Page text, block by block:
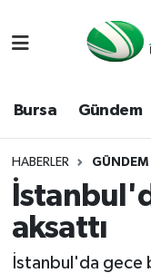
Bursa Gündem
HABERLER GÜNDEM
aksattı
İstanbul'da gece
Bursa
Dünya
Eğitim
Ekonomi
Hava Durumu
Namaz
Trafik Durumu
Süper Lig